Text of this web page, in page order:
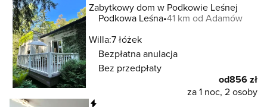
Zabytkowy dom w Podkowie Leśnej
Podkowa Leśna 41 km od Adamów
Willa:7 łóżek
Bezpłatna anulacja
Bez przedpłaty
od856 zł
za 1 noc, 2 osoby